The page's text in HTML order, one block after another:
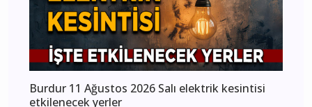
Burdur 11 Ağustos 2026 Salı elektrik kesintisi
etkilenecek yerler